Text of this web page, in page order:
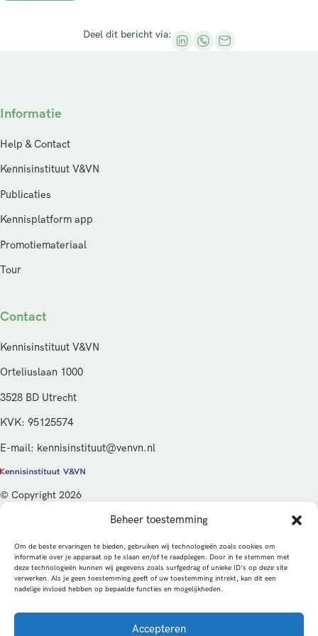
Beheer toestemming
Om de beste ervaringen te bieden, gebruiken wij technologieën zoals cookies om
informatie over je apparaat op te slaan en/of te raadplegen. Door in te stemmen met
deze technologieën kunnen wij gegevens zoals surfgedrag of unieke ID's op deze site
verwerken. Als je geen toestemming geeft of uw toestemming intrekt, kan dit een
nadelige invloed hebben op bepaalde functies en mogelijkheden.
Accepteren
Deel dit bericht via:
Informatie
Help & Contact
Kennisinstituut V&VN
Publicaties
Kennisplatform app
Promotiemateriaal
Tour
Contact
Kennisinstituut V&VN
Orteliuslaan 1000
3528 BD Utrecht
KVK: 95125574
E-mail: kennisinstituut@venvn.nl
© Copyright 2026
De activiteiten van het Kennisinstituut V&VN worden gefinancierd
vanuit de kwaliteitsgelden van het ministerie van Volksgezondheid,
Welzijn en Sport (VWS), beheerd door ZonMw.
PrivacybeleidCookiesAlgemene voorwaarden